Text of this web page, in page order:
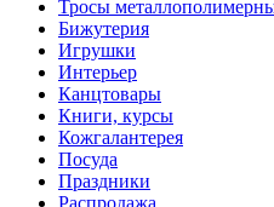
Тросы
Бижутерия
Игрушки
Интерьер
Канцтовары
Книги, курсы
Кожгалантерея
Посуда
Праздники
Распродажа